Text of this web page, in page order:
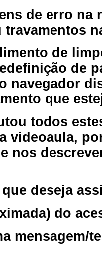
de erro
travamentos
de
de
navegador
que
todos
videoaula,
e nos
deseja
do
mensagem/